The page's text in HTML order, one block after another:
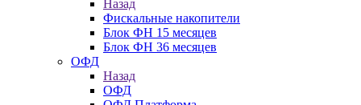
Назад
Фискальные накопители
Блок ФН 15 месяцев
Блок ФН 36 месяцев
ОФД
Назад
ОФД